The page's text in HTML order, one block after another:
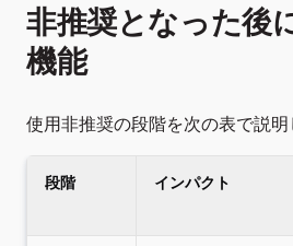
非推奨となった後
機能
使用非推奨の段階を次の表で説明
段階 インパクト